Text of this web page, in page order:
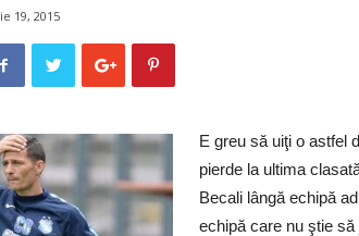
19, 2015
E greu să uiţi o astfel
pierde la ultima
Becali lângă echipă
echipă care nu ştie